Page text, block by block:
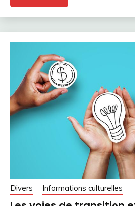
Divers Informations culturelles